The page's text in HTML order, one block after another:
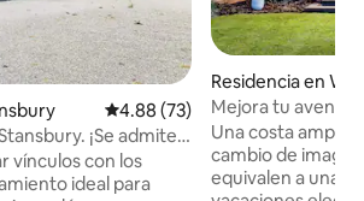
Calificación promedio: 4.88 de
4.88 (73)
¡Se admiten
vínculos con los
ideal para
Residencia en
Mejora tu
toque moderno
Una costa amplia
cambio de
equivalen a una